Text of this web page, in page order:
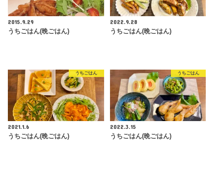
2015.9.29
うちごはん(晩ごはん)
2022.9.28
うちごはん(晩ごはん)
うちごはん
2021.1.6
うちごはん(晩ごはん)
うちごはん
2022.3.15
うちごはん(晩ごはん)